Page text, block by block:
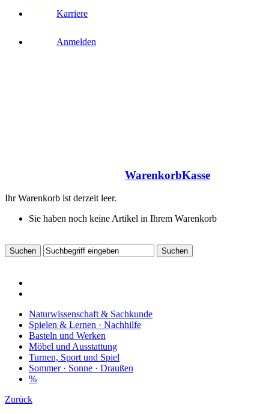
Karriere
Anmelden
WarenkorbKasse
Ihr Warenkorb ist derzeit leer.
Sie haben noch keine Artikel in Ihrem Warenkorb
Naturwissenschaft & Sachkunde
Spielen & Lernen · Nachhilfe
Basteln und Werken
Möbel und Ausstattung
Turnen, Sport und Spiel
Sommer · Sonne · Draußen
%
Zurück